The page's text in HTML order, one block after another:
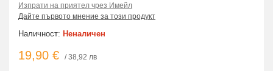
Изпрати на приятел чрез Имейл
Дайте първото мнение за този продукт
Наличност: Неналичен
19,90 € / 38,92 лв